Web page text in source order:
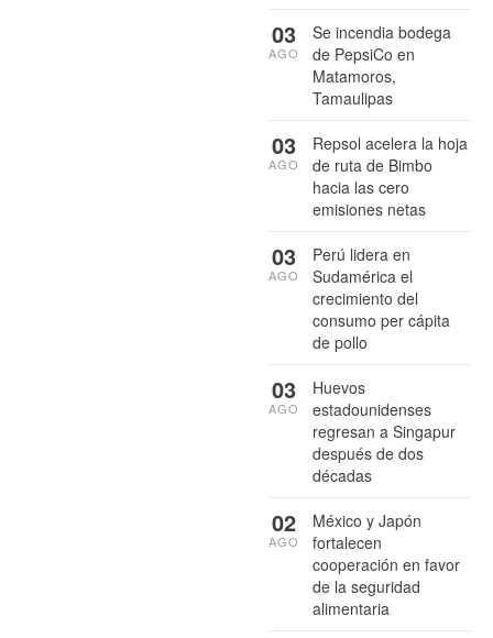
Se incendia bodega
de PepsiCo en
Matamoros,
Tamaulipas
03
AGO
Repsol acelera la hoja
de ruta de Bimbo
hacia las cero
emisiones netas
03
AGO
Perú lidera en
Sudamérica el
crecimiento del
consumo per cápita
de pollo
03
AGO
Huevos
estadounidenses
regresan a Singapur
después de dos
décadas
03
AGO
México y Japón
fortalecen
cooperación en favor
de la seguridad
alimentaria
02
AGO